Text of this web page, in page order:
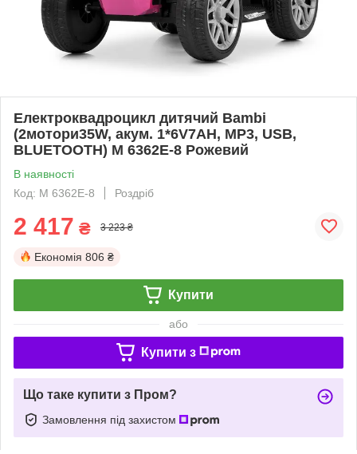
Електроквадроцикл дитячий Bambi
(2мотори35W, акум. 1*6V7AH, MP3, USB,
BLUETOOTH) M 6362E-8 Рожевий
В наявності
Код: M 6362E-8
Роздріб
2 417 ₴ 3 223 ₴
Економія 806 ₴
Купити
або
Купити з
Що таке купити з Пром?
Замовлення під захистом